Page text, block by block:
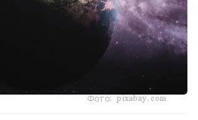
Фото: pixabay.com